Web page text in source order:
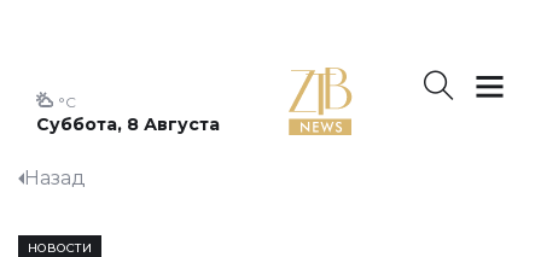
Суббота, 8 Августа
°C
Назад
НОВОСТИ